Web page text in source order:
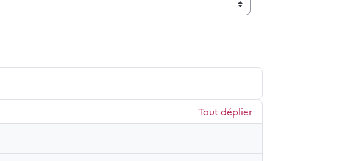
Tout déplier